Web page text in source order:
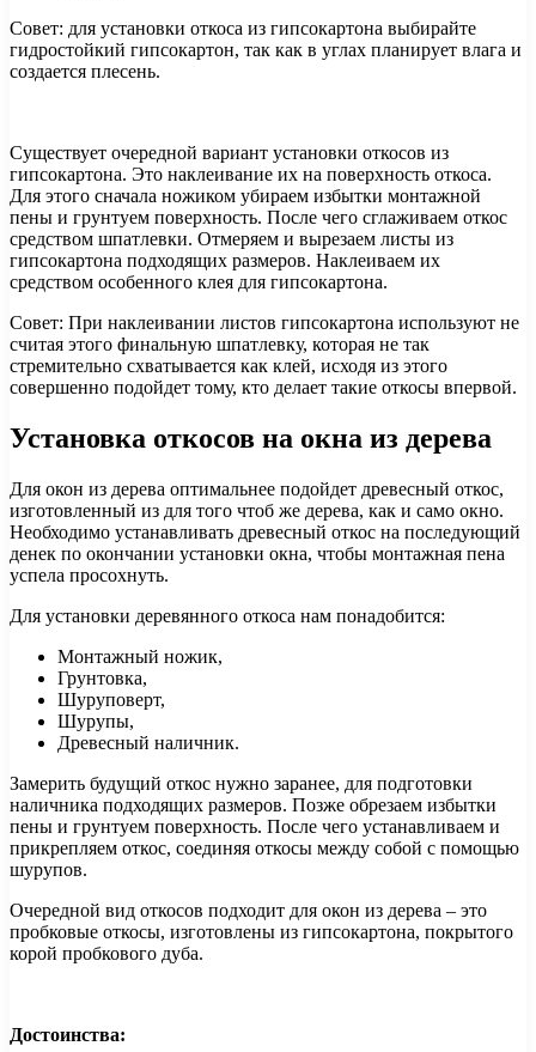
Совет: для установки откоса из гипсокартона выбирайте
гидростойкий гипсокартон, так как в углах планирует влага и
создается плесень.
Существует очередной вариант установки откосов из
гипсокартона. Это наклеивание их на поверхность откоса.
Для этого сначала ножиком убираем избытки монтажной
пены и грунтуем поверхность. После чего сглаживаем откос
средством шпатлевки. Отмеряем и вырезаем листы из
гипсокартона подходящих размеров. Наклеиваем их
средством особенного клея для гипсокартона.
Совет: При наклеивании листов гипсокартона используют не
считая этого финальную шпатлевку, которая не так
стремительно схватывается как клей, исходя из этого
совершенно подойдет тому, кто делает такие откосы впервой.
Установка откосов на окна из дерева
Для окон из дерева оптимальнее подойдет древесный откос,
изготовленный из для того чтоб же дерева, как и само окно.
Необходимо устанавливать древесный откос на последующий
денек по окончании установки окна, чтобы монтажная пена
успела просохнуть.
Для установки деревянного откоса нам понадобится:
Монтажный ножик,
Грунтовка,
Шуруповерт,
Шурупы,
Древесный наличник.
Замерить будущий откос нужно заранее, для подготовки
наличника подходящих размеров. Позже обрезаем избытки
пены и грунтуем поверхность. После чего устанавливаем и
прикрепляем откос, соединяя откосы между собой с помощью
шурупов.
Очередной вид откосов подходит для окон из дерева – это
пробковые откосы, изготовлены из гипсокартона, покрытого
корой пробкового дуба.
Достоинства: